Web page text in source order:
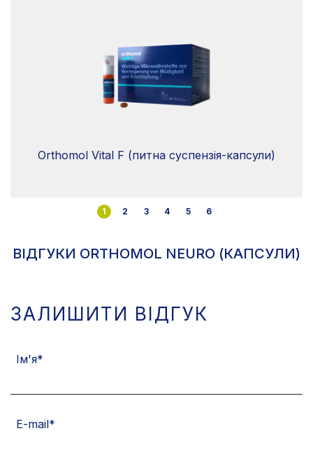
Orthomol Vital F (питна суспензія-капсули)
1 2 3 4 5 6
ВІДГУКИ ORTHOMOL NEURO (КАПСУЛИ)
ЗАЛИШИТИ ВІДГУК
Ім'я
E-mail